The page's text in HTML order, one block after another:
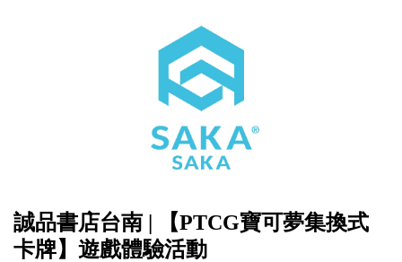
誠品書店台南 | 【PTCG寶可夢集換式
卡牌】遊戲體驗活動